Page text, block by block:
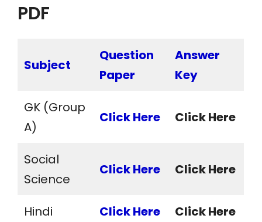
PDF
Subject
Question
Paper
Answer
Key
GK (Group
A)
Click Here Click Here
Social
Science
Click Here Click Here
Hindi Click Here
Click Here